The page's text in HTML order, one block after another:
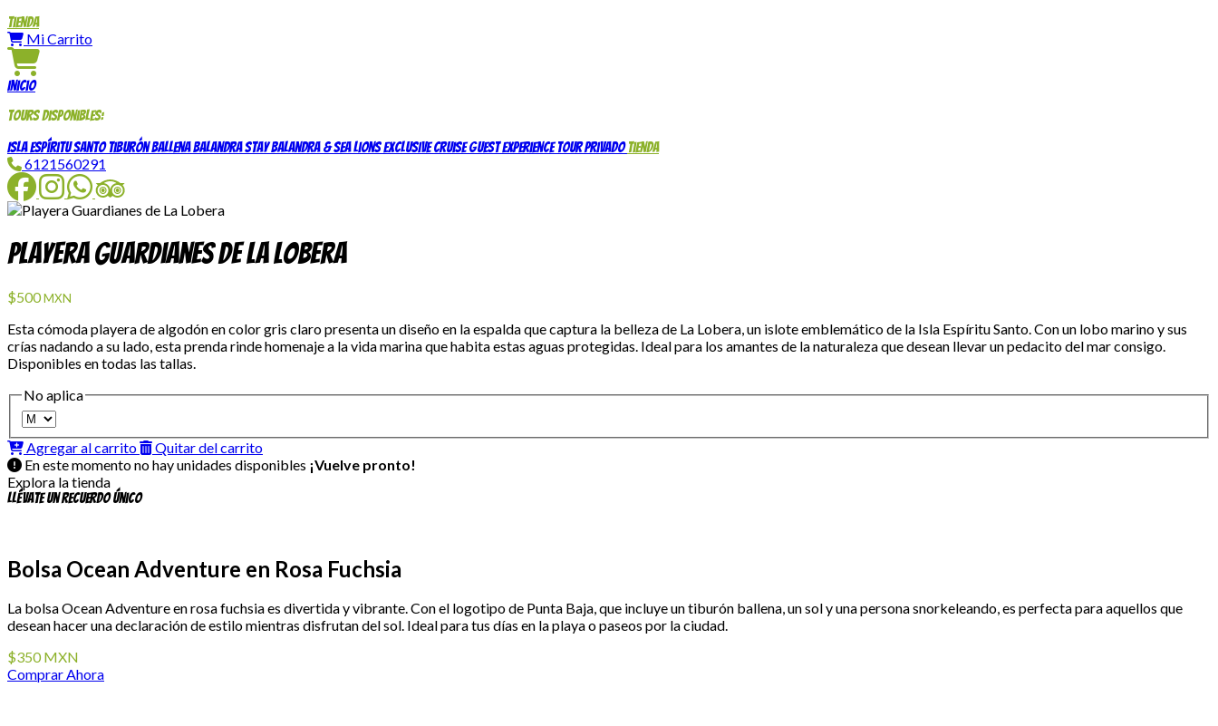
Tienda
Mi Carrito
Inicio
Tours disponibles:
Isla Espíritu SantoTiburón BallenaBalandra StayBalandra & Sea Lions Exclusive Cruise Guest ExperienceTour PrivadoTienda
6121560291
FacebookInstagram
WhatsAppTripAdvisor
Playera Guardianes de La Lobera
$500MXN
Esta cómoda playera de algodón en color gris claro presenta un diseño en la espalda que captura la belleza de La Lobera, un islote emblemático de la Isla Espíritu Santo. Con un lobo marino y sus
crías nadando a su lado, esta prenda rinde homenaje a la vida marina que habita estas aguas protegidas. Ideal para los amantes de la naturaleza que desean llevar un pedacito del mar consigo.
Disponibles en todas las tallas.
No aplica
Agregar al carrito
Quitar del carrito
En este momento no hay unidades disponibles ¡Vuelve pronto!
Explora la tienda
Llévate un recuerdo único
Bolsa Ocean Adventure en Rosa Fuchsia
La bolsa Ocean Adventure en rosa fuchsia es divertida y vibrante. Con el logotipo de Punta Baja, que incluye un tiburón ballena, un sol y una persona snorkeleando, es perfecta para aquellos que
desean hacer una declaración de estilo mientras disfrutan del sol. Ideal para tus días en la playa o paseos por la ciudad.
$350 MXN
Comprar Ahora